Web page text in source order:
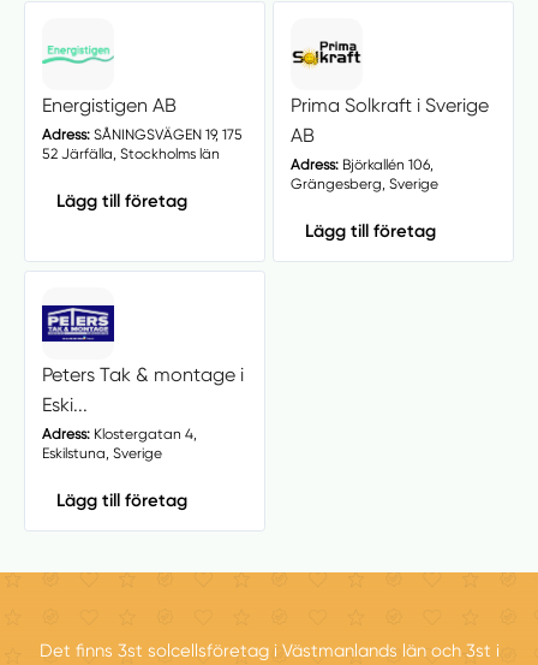
Energistigen AB
Adress:SÅNINGSVÄGEN 19, 175
52 Järfälla, Stockholms län
Lägg till företag
Prima Solkraft i Sverige
AB
Adress:Björkallén 106,
Grängesberg, Sverige
Lägg till företag
Peters Tak & montage i
Eski...
Adress:Klostergatan 4,
Eskilstuna, Sverige
Lägg till företag
Det finns 3st solcellsföretag i Västmanlands län och 3st i